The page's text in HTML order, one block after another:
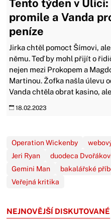
Tento týden v
promile a Vanda
peníze
Jirka chtěl pomoct Šímovi,
němu. Teď by mohl přijít o
nejen mezi Prokopem a
Martinou. Žofka našla úlevu
Vanda chtěla obrat kasino,
18.02.2023
Operation Wickenby
Jeri Ryan
duodeca
Gemini Man
bakalářské
Veřejná kritika
NEJNOVĚJŠÍ DISKUTOVANÉ